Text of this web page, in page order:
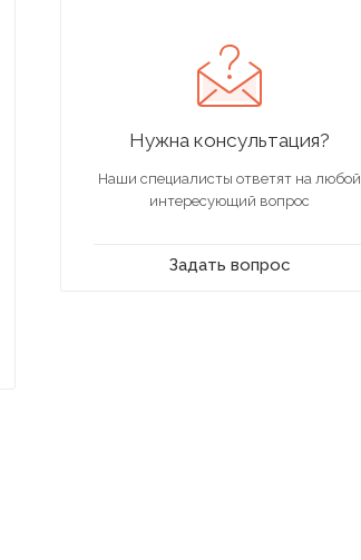
Нужна консультация?
Наши специалисты ответят на любой
интересующий вопрос
Задать вопрос